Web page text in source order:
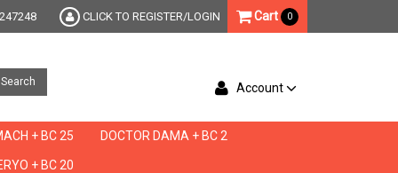
CLICK TO REGISTER/LOGIN Cart 0
Search Account
+ BC 25 DOCTOR DAMA + BC 2
+ BC 20